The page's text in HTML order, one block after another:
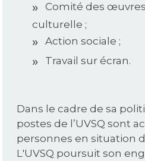
Comité des
culturelle ;
Action sociale ;
Travail sur écran.
Dans le cadre de sa
postes de l’UVSQ sont
personnes en situation
L'UVSQ poursuit son